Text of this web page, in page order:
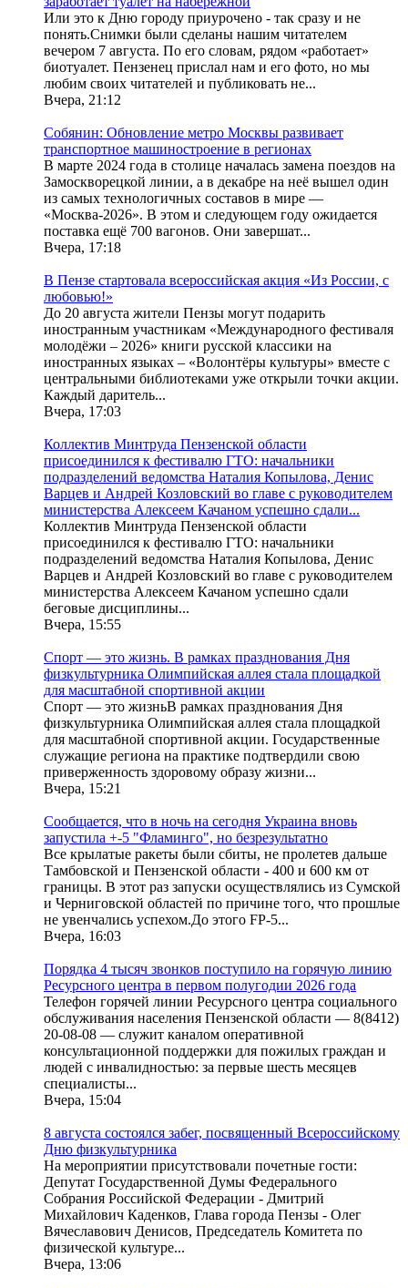
Или это к Дню городу приурочено - так сразу и не
понять.Снимки были сделаны нашим читателем
вечером 7 августа. По его словам, рядом «работает»
биотуалет. Пензенец прислал нам и его фото, но мы
любим своих читателей и публиковать не...
Вчера, 21:12
Собянин: Обновление метро Москвы развивает
транспортное машиностроение в регионах
В марте 2024 года в столице началась замена поездов на
Замоскворецкой линии, а в декабре на неё вышел один
из самых технологичных составов в мире —
«Москва-2026». В этом и следующем году ожидается
поставка ещё 700 вагонов. Они завершат...
Вчера, 17:18
В Пензе стартовала всероссийская акция «Из России, с
любовью!»
До 20 августа жители Пензы могут подарить
иностранным участникам «Международного фестиваля
молодёжи – 2026» книги русской классики на
иностранных языках – «Волонтёры культуры» вместе с
центральными библиотеками уже открыли точки акции.
Каждый даритель...
Вчера, 17:03
Коллектив Минтруда Пензенской области
присоединился к фестивалю ГТО: начальники
подразделений ведомства Наталия Копылова, Денис
Варцев и Андрей Козловский во главе с руководителем
министерства Алексеем Качаном успешно сдали...
Коллектив Минтруда Пензенской области
присоединился к фестивалю ГТО: начальники
подразделений ведомства Наталия Копылова, Денис
Варцев и Андрей Козловский во главе с руководителем
министерства Алексеем Качаном успешно сдали
беговые дисциплины...
Вчера, 15:55
Спорт — это жизнь. В рамках празднования Дня
физкультурника Олимпийская аллея стала площадкой
для масштабной спортивной акции
Спорт — это жизньВ рамках празднования Дня
физкультурника Олимпийская аллея стала площадкой
для масштабной спортивной акции. Государственные
служащие региона на практике подтвердили свою
приверженность здоровому образу жизни...
Вчера, 15:21
Сообщается, что в ночь на сегодня Украина вновь
запустила +-5 "Фламинго", но безрезультатно
Все крылатые ракеты были сбиты, не пролетев дальше
Тамбовской и Пензенской области - 400 и 600 км от
границы. В этот раз запуски осуществлялись из Сумской
и Черниговской областей по причине того, что прошлые
не увенчались успехом.До этого FP-5...
Вчера, 16:03
Порядка 4 тысяч звонков поступило на горячую линию
Ресурсного центра в первом полугодии 2026 года
Телефон горячей линии Ресурсного центра социального
обслуживания населения Пензенской области — 8(8412)
20-08-08 — служит каналом оперативной
консультационной поддержки для пожилых граждан и
людей с инвалидностью: за первые шесть месяцев
специалисты...
Вчера, 15:04
8 августа состоялся забег, посвященный Всероссийскому
Дню физкультурника
На мероприятии присутствовали почетные гости:
Депутат Государственной Думы Федерального
Собрания Российской Федерации - Дмитрий
Михайлович Каденков, Глава города Пензы - Олег
Вячеславович Денисов, Председатель Комитета по
физической культуре...
Вчера, 13:06